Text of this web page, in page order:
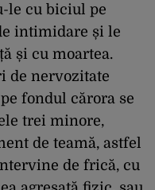
le cu biciul pe
intimidare și le
și cu moartea.
de nervozitate
fondul cărora se
trei minore,
de teamă, astfel
de frică, cu